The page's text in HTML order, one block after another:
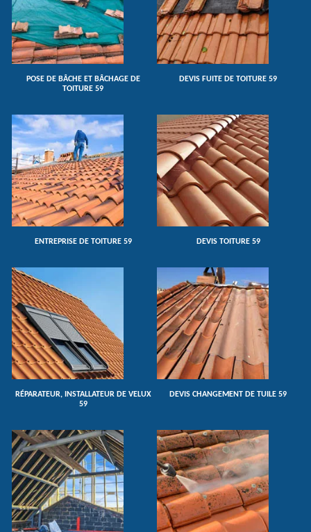
POSE DE BÂCHE ET BÂCHAGE DE
TOITURE 59
DEVIS FUITE DE TOITURE 59
ENTREPRISE DE TOITURE 59 DEVIS TOITURE 59
RÉPARATEUR, INSTALLATEUR DE VELUX
59
DEVIS CHANGEMENT DE TUILE 59